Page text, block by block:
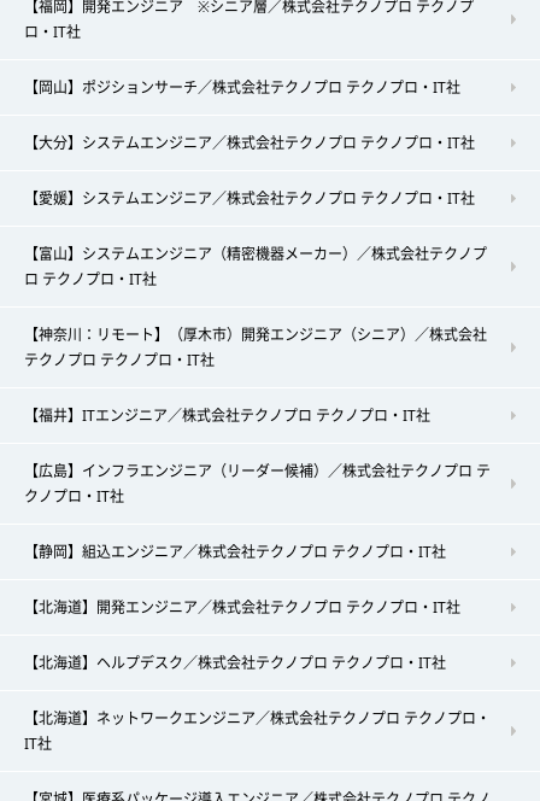
【福岡】開発エンジニア ※シニア層／株式会社テクノプロ テクノプ
ロ・IT社
【岡山】ポジションサーチ／株式会社テクノプロ テクノプロ・IT社
【大分】システムエンジニア／株式会社テクノプロ テクノプロ・IT社
【愛媛】システムエンジニア／株式会社テクノプロ テクノプロ・IT社
【富山】システムエンジニア（精密機器メーカー）／株式会社テクノプ
ロ テクノプロ・IT社
【神奈川：リモート】（厚木市）開発エンジニア（シニア）／株式会社
テクノプロ テクノプロ・IT社
【福井】ITエンジニア／株式会社テクノプロ テクノプロ・IT社
【広島】インフラエンジニア（リーダー候補）／株式会社テクノプロ テ
クノプロ・IT社
【静岡】組込エンジニア／株式会社テクノプロ テクノプロ・IT社
【北海道】開発エンジニア／株式会社テクノプロ テクノプロ・IT社
【北海道】ヘルプデスク／株式会社テクノプロ テクノプロ・IT社
【北海道】ネットワークエンジニア／株式会社テクノプロ テクノプロ・
IT社